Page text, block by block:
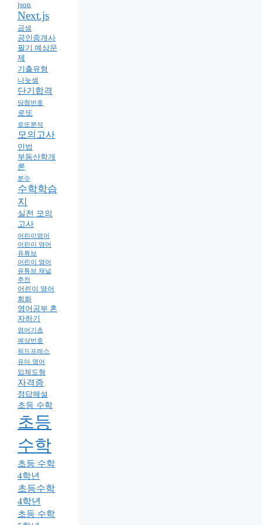
json
Next.js
곱셈
공인중개사
필기 예상문
제
기출유형
나눗셈
단기합격
당첨번호
로또
로또분석
모의고사
민법
부동산학개
론
분수
수학학습
지
실전 모의
고사
어린이영어
어린이 영어
유튜브
어린이 영어
유튜브 채널
추천
어린이 영어
회화
영어공부 혼
자하기
영어기초
예상번호
워드프레스
유아 영어
입체도형
자격증
정답해설
초등 수학
초등
수학
초등 수학
4학년
초등수학
4학년
초등 수학